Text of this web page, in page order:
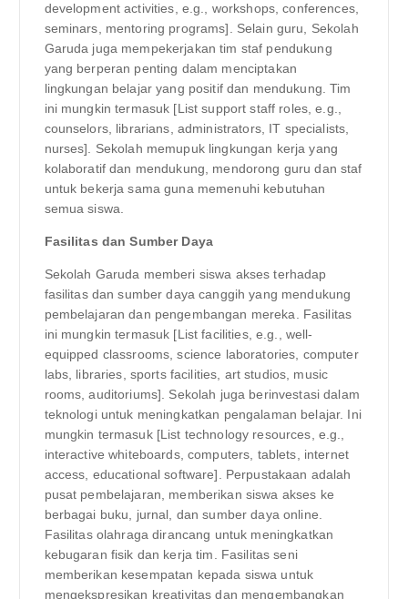
development activities, e.g., workshops, conferences,
seminars, mentoring programs]. Selain guru, Sekolah
Garuda juga mempekerjakan tim staf pendukung
yang berperan penting dalam menciptakan
lingkungan belajar yang positif dan mendukung. Tim
ini mungkin termasuk [List support staff roles, e.g.,
counselors, librarians, administrators, IT specialists,
nurses]. Sekolah memupuk lingkungan kerja yang
kolaboratif dan mendukung, mendorong guru dan staf
untuk bekerja sama guna memenuhi kebutuhan
semua siswa.
Fasilitas dan Sumber Daya
Sekolah Garuda memberi siswa akses terhadap
fasilitas dan sumber daya canggih yang mendukung
pembelajaran dan pengembangan mereka. Fasilitas
ini mungkin termasuk [List facilities, e.g., well-
equipped classrooms, science laboratories, computer
labs, libraries, sports facilities, art studios, music
rooms, auditoriums]. Sekolah juga berinvestasi dalam
teknologi untuk meningkatkan pengalaman belajar. Ini
mungkin termasuk [List technology resources, e.g.,
interactive whiteboards, computers, tablets, internet
access, educational software]. Perpustakaan adalah
pusat pembelajaran, memberikan siswa akses ke
berbagai buku, jurnal, dan sumber daya online.
Fasilitas olahraga dirancang untuk meningkatkan
kebugaran fisik dan kerja tim. Fasilitas seni
memberikan kesempatan kepada siswa untuk
mengekspresikan kreativitas dan mengembangkan